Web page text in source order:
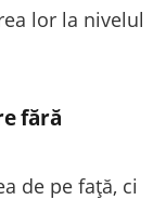
lor la nivelul
fără
de pe față, ci